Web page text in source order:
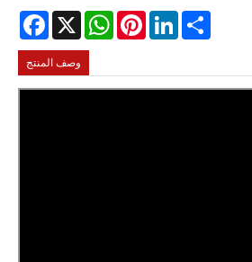
X
WhatsAppPinterestLinkedIn Share
وصف المنتج